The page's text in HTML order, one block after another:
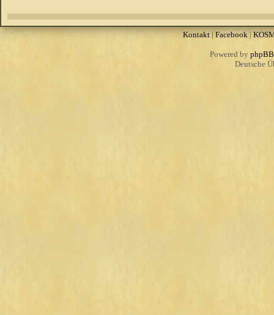
Kontakt| Facebook |
Powered by phpBB
Deutsche